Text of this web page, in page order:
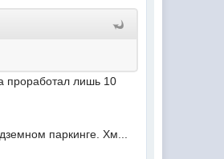
проработал лишь 10
паркинге. Хм...